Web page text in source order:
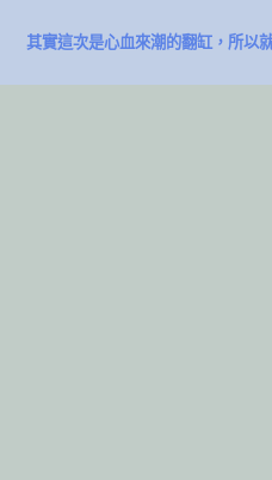
其實這次是心血來潮的翻缸，所以